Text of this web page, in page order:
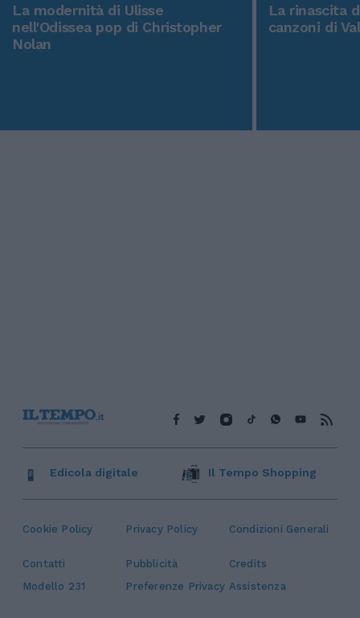
La modernità di Ulisse
nell'Odissea pop di Christopher
Nolan
La rinascita
canzoni di
Cookie Policy Privacy Policy Condizioni Generali
Contatti Pubblicità
Credits
Modello 231
Preferenze Privacy Assistenza
Edicola digitale Il Tempo Shopping